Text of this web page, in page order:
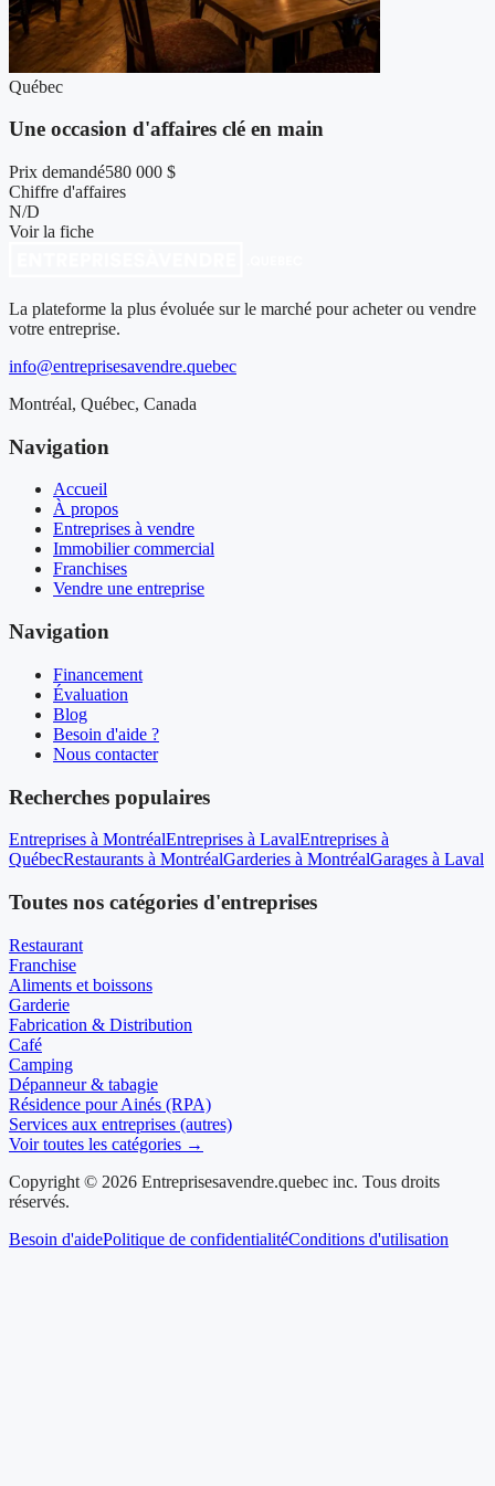
Québec
Une occasion d'affaires clé en main
Prix demandé580 000 $
Chiffre d'affaires
N/D
Voir la fiche
La plateforme la plus évoluée sur le marché pour acheter ou vendre
votre entreprise.
info@entreprisesavendre.quebec
Montréal, Québec, Canada
Navigation
Accueil
À propos
Entreprises à vendre
Immobilier commercial
Franchises
Vendre une entreprise
Navigation
Financement
Évaluation
Blog
Besoin d'aide ?
Nous contacter
Recherches populaires
Entreprises à MontréalEntreprises à LavalEntreprises à
QuébecRestaurants à MontréalGarderies à MontréalGarages à Laval
Toutes nos catégories d'entreprises
Restaurant
Franchise
Aliments et boissons
Garderie
Fabrication & Distribution
Café
Camping
Dépanneur & tabagie
Résidence pour Ainés (RPA)
Services aux entreprises (autres)
Voir toutes les catégories →
Copyright © 2026 Entreprisesavendre.quebec inc. Tous droits
réservés.
Besoin d'aidePolitique de confidentialitéConditions d'utilisation